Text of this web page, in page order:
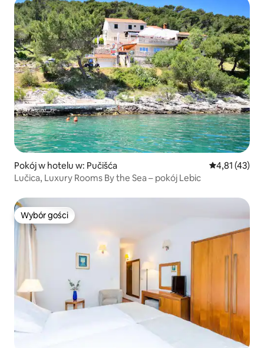
Pokój w hotelu w: Pučišća Średnia
4,81 (43)
Lučica, Luxury Rooms By the Sea – pokój Lebic
Wybór gości
Wybór gości